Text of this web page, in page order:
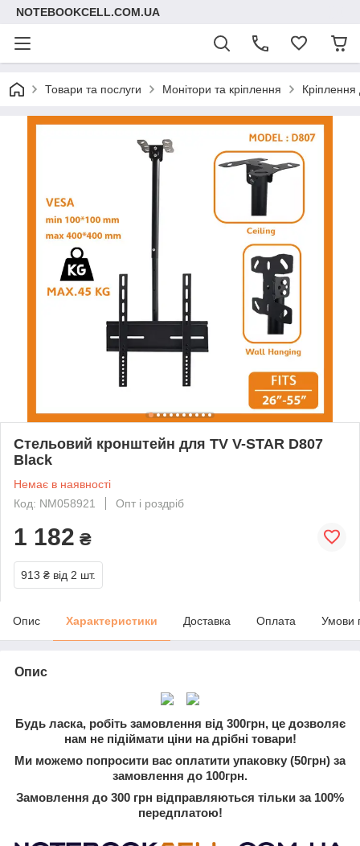
NOTEBOOKCELL.COM.UA
Товари та послуги Монітори та кріплення Кріплення
Стельовий кронштейн для TV V-STAR D807
Black
Немає в наявності
Код: NM058921
Опт і роздріб
1 182 ₴
913 ₴ від 2 шт.
Опис Характеристики Доставка Оплата Умови
Опис
Будь ласка, робіть замовлення від 300грн, це дозволяє
нам не підіймати ціни на дрібні товари!
Ми можемо попросити вас оплатити упаковку (50грн) за
замовлення до 100грн.
Замовлення до 300 грн відправляються тільки за 100%
передплатою!